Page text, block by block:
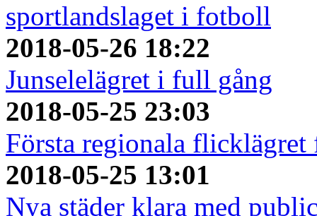
sportlandslaget i fotboll
2018-05-26 18:22
Junselelägret i full gång
2018-05-25 23:03
Första regionala
2018-05-25 13:01
Nya städer klara med